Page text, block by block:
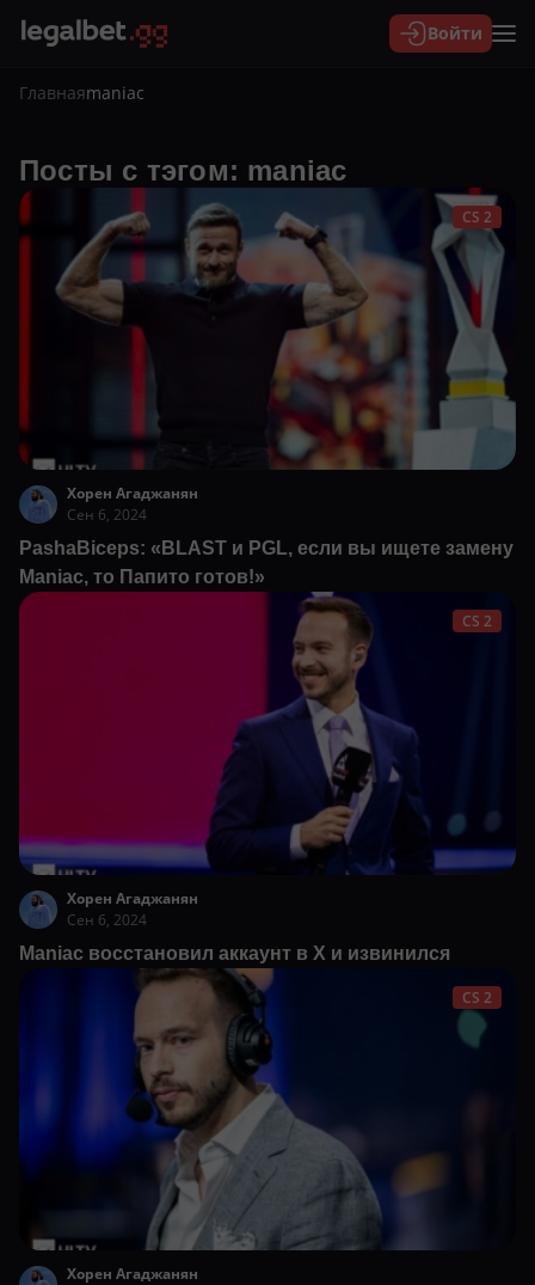
Войти
Главнаяmaniac
Посты с тэгом: maniac
CS 2
Хорен Агаджанян
Сен 6, 2024
PashaBiceps: «BLAST и PGL, если вы ищете замену
Maniac, то Папито готов!»
CS 2
Хорен Агаджанян
Сен 6, 2024
Maniac восстановил аккаунт в Х и извинился
CS 2
Хорен Агаджанян